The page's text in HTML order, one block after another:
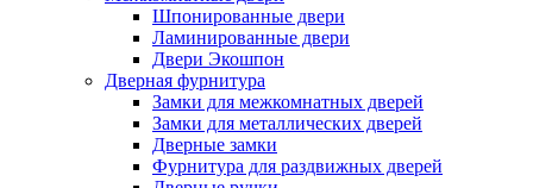
Шпонированные двери
Ламинированные двери
Двери Экошпон
Дверная фурнитура
Замки для межкомнатных дверей
Замки для металлических дверей
Дверные замки
Фурнитура для раздвижных дверей